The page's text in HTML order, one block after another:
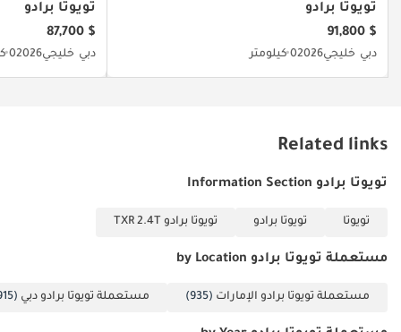
تويوتا برادو
$ 91,800
دبي خليجي20260 كيلومتر
تويوتا برادو
$ 87,700
دبي خليجي20260 كيلومتر
Related links
تويوتا برادو Information Section
تويوتا تويوتا برادو تويوتا برادو TXR 2.4T
مستعملة تويوتا برادو by Location
مستعملة تويوتا برادو الإمارات (935) مستعملة تويوتا برادو دبي (915)